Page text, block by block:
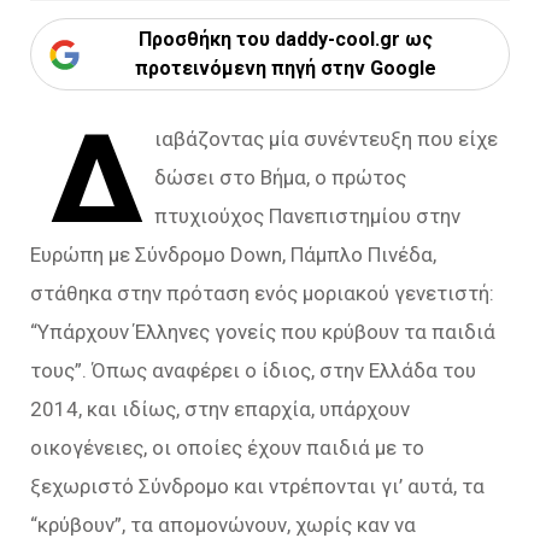
Προσθήκη του daddy-cool.gr ως
προτεινόμενη πηγή στην Google
Δ ιαβάζοντας μία συνέντευξη που είχε
δώσει στο Βήμα, ο πρώτος
πτυχιούχος Πανεπιστημίου στην
Ευρώπη με Σύνδρομο Down, Πάμπλο Πινέδα,
στάθηκα στην πρόταση ενός μοριακού γενετιστή:
“Υπάρχουν Έλληνες γονείς που κρύβουν τα παιδιά
τους”. Όπως αναφέρει ο ίδιος, στην Ελλάδα του
2014, και ιδίως, στην επαρχία, υπάρχουν
οικογένειες, οι οποίες έχουν παιδιά με το
ξεχωριστό Σύνδρομο και ντρέπονται γι’ αυτά, τα
“κρύβουν”, τα απομονώνουν, χωρίς καν να